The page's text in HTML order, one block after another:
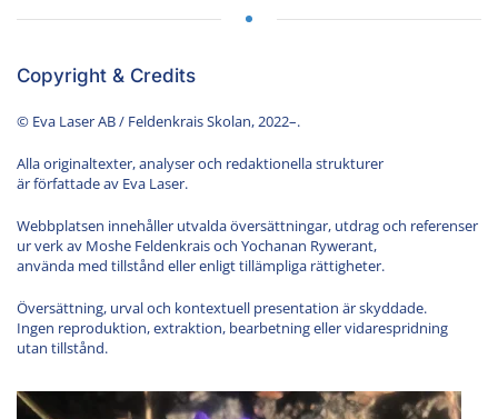
Copyright & Credits
© Eva Laser AB / Feldenkrais Skolan, 2022–.
Alla originaltexter, analyser och redaktionella strukturer
är författade av Eva Laser.
Webbplatsen innehåller utvalda översättningar, utdrag och referenser
ur verk av Moshe Feldenkrais och Yochanan Rywerant,
använda med tillstånd eller enligt tillämpliga rättigheter.
Översättning, urval och kontextuell presentation är skyddade.
Ingen reproduktion, extraktion, bearbetning eller vidare­spridning
utan tillstånd.